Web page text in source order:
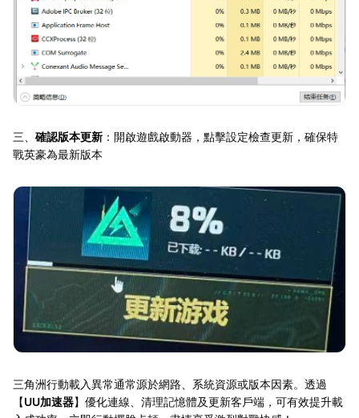
三、 確認版本更新 ：開啟遊戲啟動器，點擊設定檢查更新，確保特
戰英豪為最新版本
三角洲行動載入異常通常源於網路、系統資源或版本因素。透過
【UU加速器】優化連線、清理記憶體及更新客戶端，可有效提升載